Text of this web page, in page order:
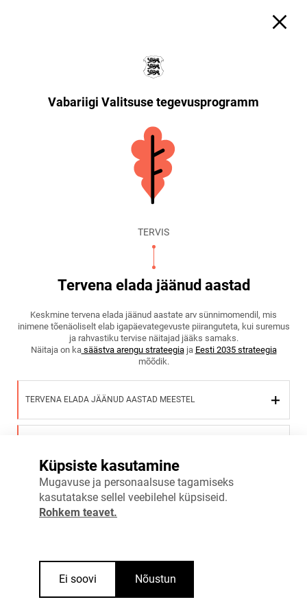
Vabariigi Valitsuse tegevusprogramm
TERVIS
Tervena elada jäänud aastad
Keskmine tervena elada jäänud aastate arv sünnimomendil, mis
inimene tõenäoliselt elab igapäevategevuste piiranguteta, kui suremus
ja rahvastiku tervise näitajad jääks samaks.
Näitaja on ka säästva arengu strateegiaja Eesti 2035 strateegia
mõõdik.
TERVENA ELADA JÄÄNUD AASTAD MEESTEL
Vaata täpsemalt
Küpsiste kasutamine
Mugavuse ja personaalsuse tagamiseks
kasutatakse sellel veebilehel küpsiseid.
Rohkem teavet.
Ei soovi Nõustun